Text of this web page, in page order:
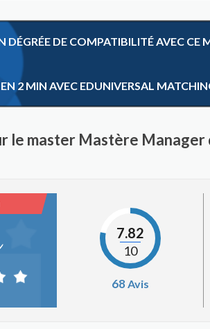
DÉGRÉE DE COMPATIBILITÉ AVEC CE
EN 2 MIN AVEC EDUNIVERSAL
le master Mastère Manager
7.82
10
68 Avis